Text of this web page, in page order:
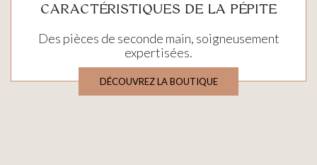
CARACTÉRISTIQUES DE LA PÉPITE
Des pièces de seconde main, soigneusement
expertisées.
DÉCOUVREZ LA BOUTIQUE